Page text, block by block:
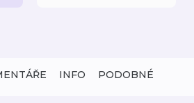
INFO PODOBNÉ